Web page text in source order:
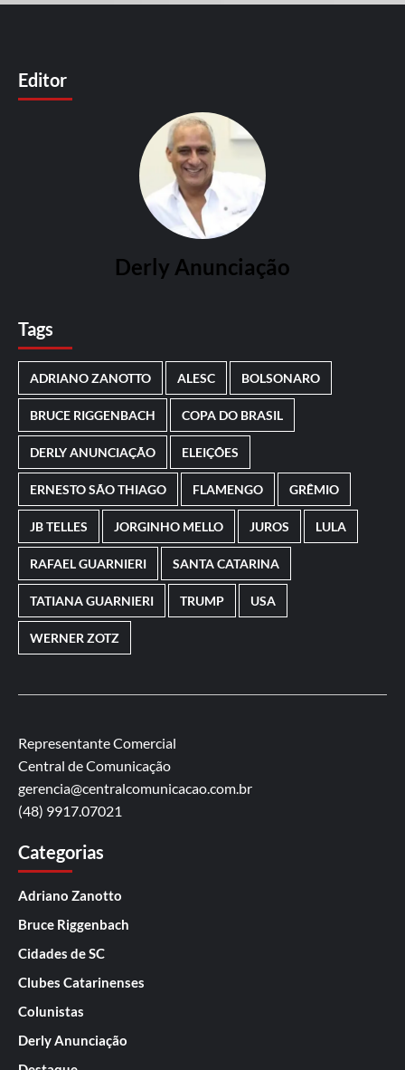
Editor
Derly Anunciação
Tags
ADRIANO ZANOTTO ALESC BOLSONARO
BRUCE RIGGENBACH COPA DO BRASIL
DERLY ANUNCIAÇÃO ELEIÇÕES
ERNESTO SÃO THIAGO FLAMENGO GRÊMIO
JB TELLES JORGINHO MELLO JUROS LULA
RAFAEL GUARNIERI SANTA CATARINA
TATIANA GUARNIERI TRUMP USA
WERNER ZOTZ
Representante Comercial
Central de Comunicação
gerencia@centralcomunicacao.com.br
(48) 9917.07021
Categorias
Adriano Zanotto
Bruce Riggenbach
Cidades de SC
Clubes Catarinenses
Colunistas
Derly Anunciação